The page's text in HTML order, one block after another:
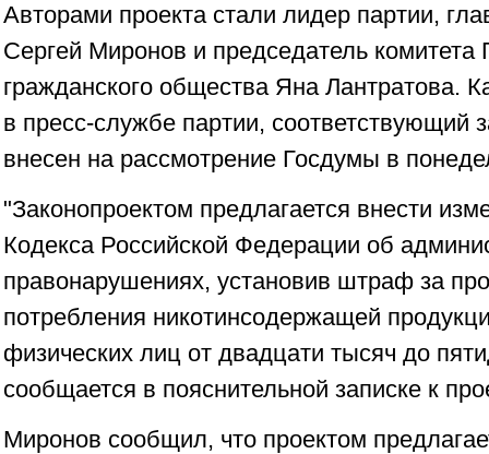
Авторами проекта стали лидер партии,
Сергей Миронов и председатель
гражданского общества Яна Лантратова.
в пресс-службе партии, соответствующий
внесен на рассмотрение Госдумы в
"Законопроектом предлагается внести
Кодекса Российской Федерации об
правонарушениях, установив штраф за
потребления никотинсодержащей
физических лиц от двадцати тысяч до
сообщается в пояснительной записке к
Миронов сообщил, что проектом